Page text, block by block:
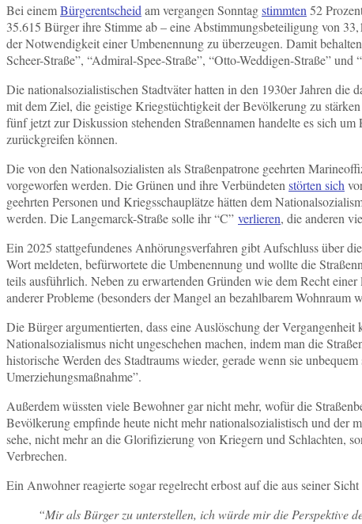
Bei einemBürgerentscheid am vergangen Sonntagstimmten 52
35.615 Bürger ihre Stimme ab – eine Abstimmungsbeteiligung von
der Notwendigkeit einer Umbenennung zu überzeugen. Damit
Scheer-Straße”, “Admiral-Spee-Straße”, “Otto-Weddigen-Straße”
Die nationalsozialistischen Stadtväter hatten in den 1930er Jahren
mit dem Ziel, die geistige Kriegstüchtigkeit der Bevölkerung zu
fünf jetzt zur Diskussion stehenden Straßennamen handelte es sich
zurückgreifen können.
Die von den Nationalsozialisten als Straßenpatrone geehrten
vorgeworfen werden. Die Grünen und ihre Verbündeten störten sich
geehrten Personen und Kriegsschauplätze hätten dem
werden. Die Langemarck-Straße solle ihr “C” verlieren, die anderen
Ein 2025 stattgefundenes Anhörungsverfahren gibt Aufschluss über
Wort meldeten, befürwortete die Umbenennung und wollte die
teils ausführlich. Neben zu erwartenden Gründen wie dem Recht
anderer Probleme (besonders der Mangel an bezahlbarem
Die Bürger argumentierten, dass eine Auslöschung der
Nationalsozialismus nicht ungeschehen machen, indem man die
historische Werden des Stadtraums wieder, gerade wenn sie
Umerziehungsmaßnahme”.
Außerdem wüssten viele Bewohner gar nicht mehr, wofür die
Bevölkerung empfinde heute nicht mehr nationalsozialistisch und der
sehe, nicht mehr an die Glorifizierung von Kriegern und Schlachten,
Verbrechen.
Ein Anwohner reagierte sogar regelrecht erbost auf die aus seiner
“Mir als Bürger zu unterstellen, ich würde mir die Perspektive